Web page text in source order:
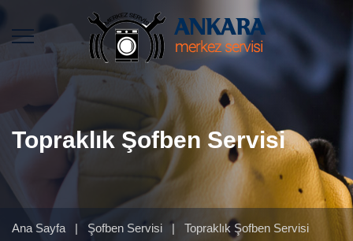
Topraklık Şofben Servisi
Ana Sayfa | Şofben Servisi | Topraklık Şofben Servisi